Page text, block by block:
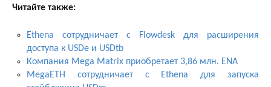
Читайте также:
Ethena сотрудничает с Flowdesk для расширения
доступа к USDe и USDtb
Компания Mega Matrix приобретает 3,86 млн. ENA
MegaETH сотрудничает с Ethena для запуска